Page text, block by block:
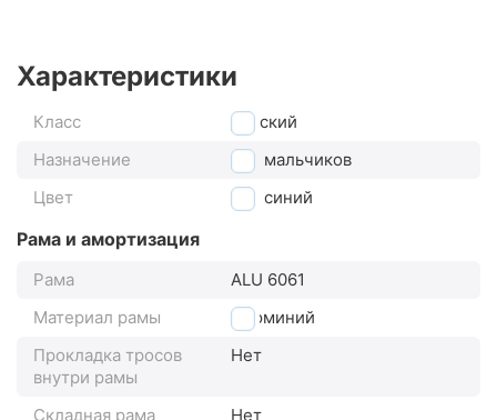
Характеристики
Класс
детский
Назначение
для мальчиков
Цвет
синий
Рама и амортизация
Рама
ALU 6061
Материал рамы
алюминий
Прокладка тросов
внутри рамы
Нет
Складная рама
Нет